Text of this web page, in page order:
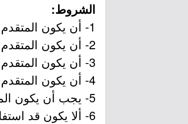
الشروط:
1- أن يكون المتقدم سعودي الجنسية.
2- أن يكون المتقدم حاصلاً على شهادة الثانوية العامة (علمي) بحد أدني 80%.
3- أن يكون المتقدم حاصلاً على اختبار القدرات من المركز الوطني للقياس بحد ادني 65%.
4- أن يكون المتقدم حاصلاً على اختبار التحصيلي من المركز الوطني للقياس.
5- يجب أن يكون المتقدم لائقا طيباً.
6- ألا يكون قد استفاد من دعم صندوق تنمية الموارد البشرية.